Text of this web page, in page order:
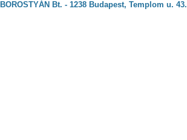
BOROSTYÁN Bt. - 1238 Budapest, Templom u. 43.